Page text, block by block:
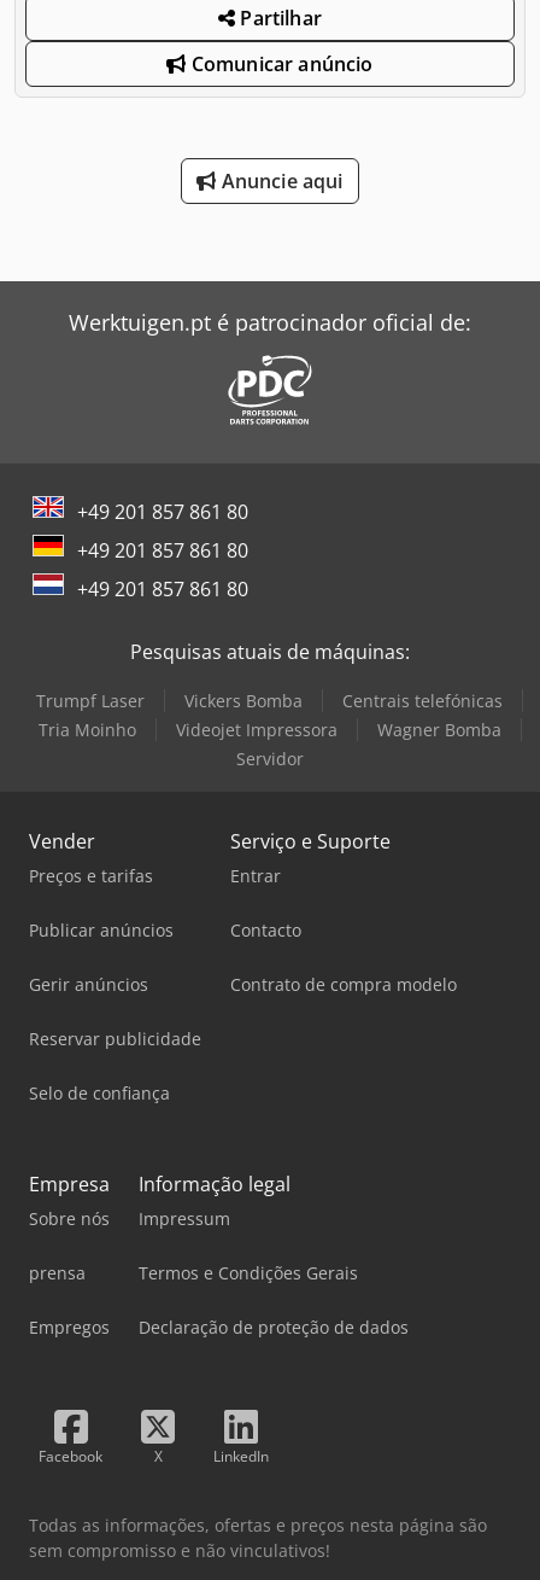
Partilhar
Comunicar anúncio
Anuncie aqui
Werktuigen.pt é patrocinador oficial de:
+49 201 857 861 80
+49 201 857 861 80
+49 201 857 861 80
Pesquisas atuais de máquinas:
Trumpf Laser Vickers Bomba
Centrais telefónicas
Tria Moinho
Videojet Impressora
Wagner Bomba
Servidor
Vender
Preços e tarifas
Publicar anúncios
Gerir anúncios
Reservar publicidade
Selo de confiança
Serviço e Suporte
Entrar
Contacto
Contrato de compra modelo
Empresa
Sobre nós
prensa
Empregos
Informação legal
Impressum
Termos e Condições Gerais
Declaração de proteção de dados
Facebook X LinkedIn
Todas as informações, ofertas e preços nesta página são
sem compromisso e não vinculativos!